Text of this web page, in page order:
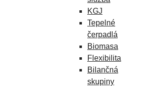
KGJ
Tepelné
čerpadlá
Biomasa
Flexibilita
Bilančná
skupiny